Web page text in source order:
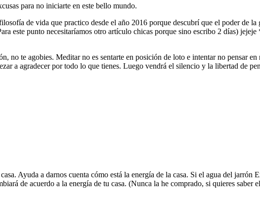
para no iniciarte en este bello mundo.
de vida que practico desde el año 2016 porque descubrí que el poder de
este punto necesitaríamos otro artículo chicas porque sino escribo 2 días)
no te agobies. Meditar no es sentarte en posición de loto e intentar no pensar
a agradecer por todo lo que tienes. Luego vendrá el silencio y la libertad de
Ayuda a darnos cuenta cómo está la energía de la casa. Si el agua del
de acuerdo a la energía de tu casa. (Nunca la he comprado, si quieres saber